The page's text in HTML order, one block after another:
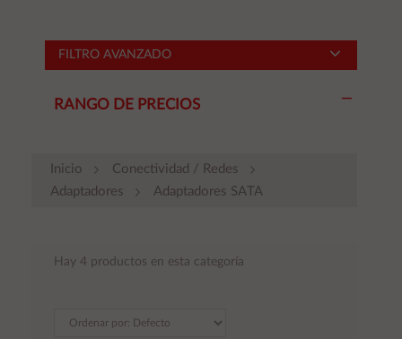
FILTRO AVANZADO
RANGO DE PRECIOS
Inicio
Conectividad / Redes
Adaptadores
Adaptadores SATA
Hay 4 productos en esta categoría